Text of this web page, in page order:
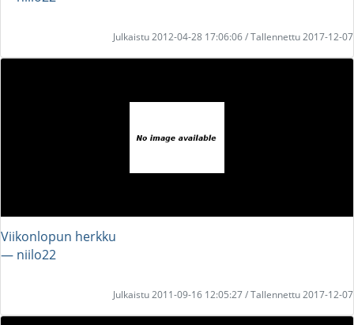
Julkaistu 2012-04-28 17:06:06 / Tallennettu 2017-12-07
Viikonlopun herkku
― niilo22
Julkaistu 2011-09-16 12:05:27 / Tallennettu 2017-12-07